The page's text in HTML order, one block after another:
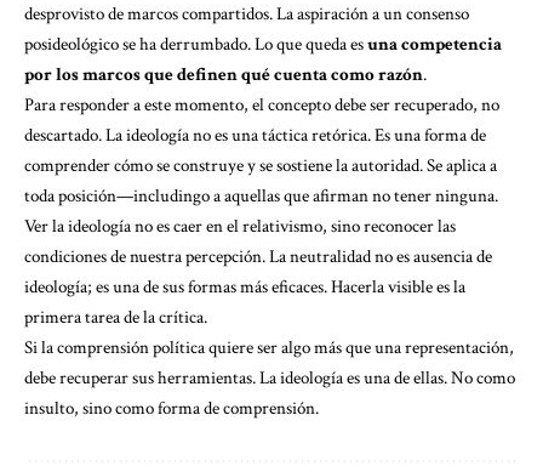
desprovisto de marcos compartidos. La aspiración a un consenso
posideológico se ha derrumbado. Lo que queda esuna competencia
por los marcos que definen qué cuenta como razón.
Para responder a este momento, el concepto debe ser recuperado, no
descartado. La ideología no es una táctica retórica. Es una forma de
comprender cómo se construye y se sostiene la autoridad. Se aplica a
toda posición—includingo a aquellas que afirman no tener ninguna.
Ver la ideología no es caer en el relativismo, sino reconocer las
condiciones de nuestra percepción. La neutralidad no es ausencia de
ideología; es una de sus formas más eficaces. Hacerla visible es la
primera tarea de la crítica.
Si la comprensión política quiere ser algo más que una representación,
debe recuperar sus herramientas. La ideología es una de ellas. No como
insulto, sino como forma de comprensión.